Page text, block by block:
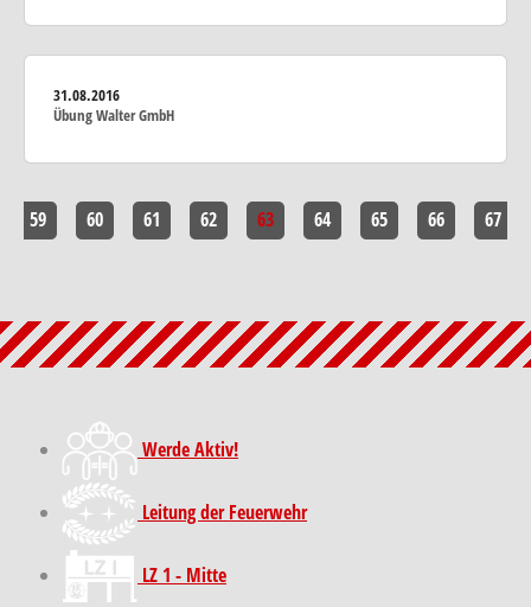
31.08.2016
Übung Walter GmbH
59 60 61 62 63 64 65 66 67
Werde Aktiv!
Leitung der Feuerwehr
LZ 1 - Mitte